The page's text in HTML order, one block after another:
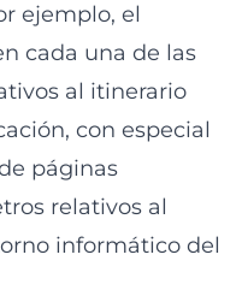
ejemplo, el
cada una de las
al itinerario
con especial
páginas
relativos al
informático del